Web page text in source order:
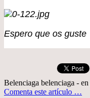
Espero que os guste
Belenciaga belenciaga - en
Comenta este artículo …